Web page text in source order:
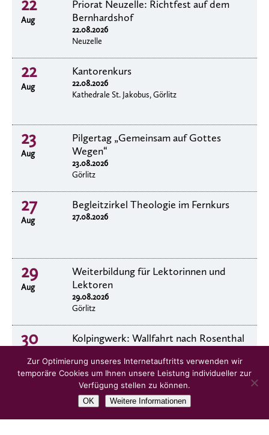
22
Aug
Priorat Neuzelle: Richtfest auf dem
Bernhardshof
22.08.2026
Neuzelle
22
Aug
Kantorenkurs
22.08.2026
Kathedrale St. Jakobus, Görlitz
23
Aug
Pilgertag „Gemeinsam auf Gottes
Wegen“
23.08.2026
Görlitz
27
Aug
Begleitzirkel Theologie im Fernkurs
27.08.2026
29
Aug
Weiterbildung für Lektorinnen und
Lektoren
29.08.2026
Görlitz
30 Kolpingwerk: Wallfahrt nach Rosenthal
alle Veranstaltungen
Zur Optimierung unseres Internetauftritts verwenden wir
temporäre Cookies um Ihnen unsere Leistung individueller zur
Verfügung stellen zu können.
OK Weitere Informationen